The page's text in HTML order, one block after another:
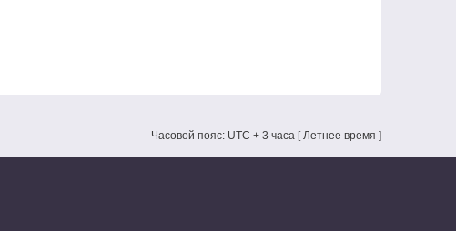
Часовой пояс: UTC + 3 часа [ Летнее время ]